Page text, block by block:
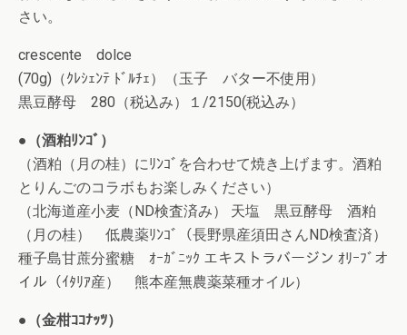
さい。
crescente dolce
(70g)（ｸﾚｼｪﾝﾃ ﾄﾞﾙﾁｪ）（玉子 バター不使用）
黒豆酵母 280（税込み）１/2150(税込み）
●（酒粕ﾘﾝｺﾞ）
（酒粕（月の桂）にﾘﾝｺﾞを合わせて焼き上げます。酒粕
とりんごのコラボもお楽しみください）
（北海道産小麦（ND検査済み） 天塩 黒豆酵母 酒粕
（月の桂） 低農薬ﾘﾝｺﾞ（長野県産須田さんND検査済）
種子島甘蔗分蜜糖 ｵｰｶﾞﾆｯｸ エキストラバージン ｵﾘｰﾌﾞオ
イル（ｲﾀﾘｱ産） 熊本産無農薬菜種オイル）
●（金柑ｺｺﾅｯﾂ）